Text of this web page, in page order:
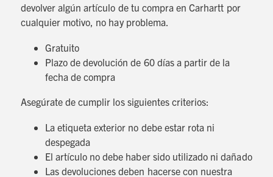
devolver algún artículo de tu compra en Carhartt por
cualquier motivo, no hay problema.
Gratuito
Plazo de devolución de 60 días a partir de la
fecha de compra
Asegúrate de cumplir los siguientes criterios:
La etiqueta exterior no debe estar rota ni
despegada
El artículo no debe haber sido utilizado ni dañado
Las devoluciones deben hacerse con nuestra